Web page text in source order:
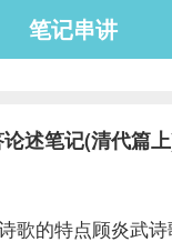
笔记串讲
述笔记(清代篇
的特点顾炎武诗